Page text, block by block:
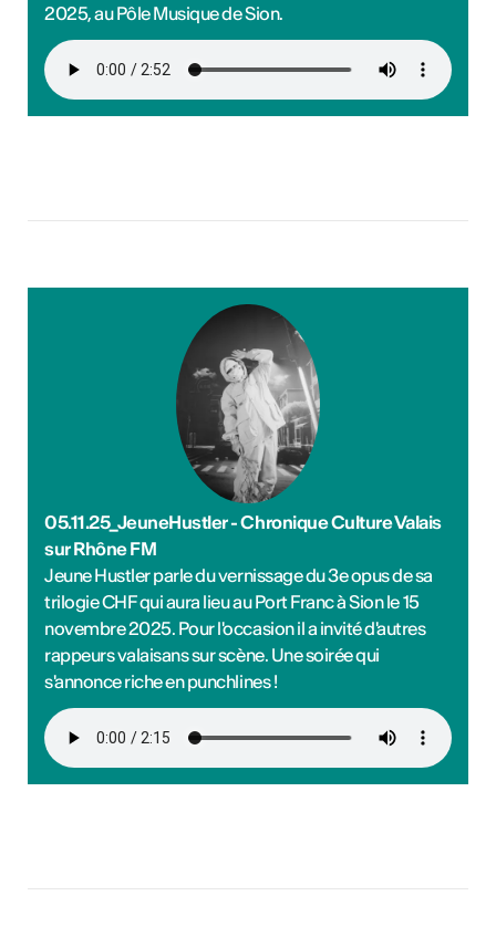
2025, au Pôle Musique de Sion.
05.11.25_JeuneHustler - Chronique Culture Valais
sur Rhône FM
Jeune Hustler parle du vernissage du 3e opus de sa
trilogie CHF qui aura lieu au Port Franc à Sion le 15
novembre 2025. Pour l'occasion il a invité d'autres
rappeurs valaisans sur scène. Une soirée qui
s'annonce riche en punchlines !